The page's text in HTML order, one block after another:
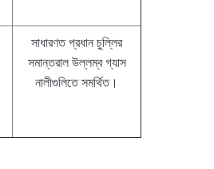
সাধারণত প্রধান চুল্লির
সমান্তরাল উল্লম্ব গ্যাস
নালীগুলিতে সমর্থিত।